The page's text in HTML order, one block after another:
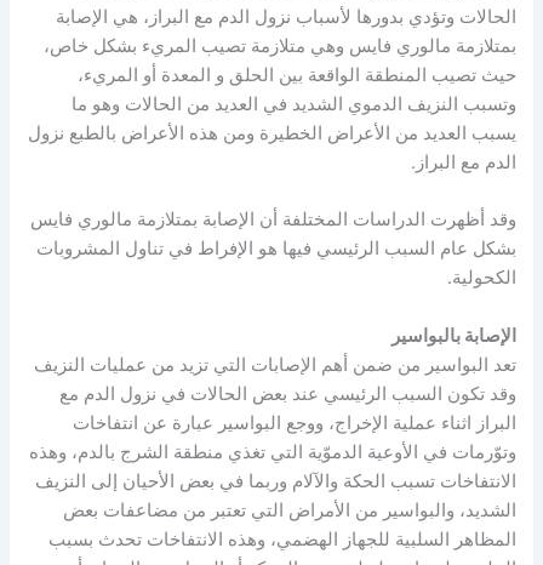
الحالات وتؤدي بدورها لأسباب نزول الدم مع البراز، هي الإصابة
بمتلازمة مالوري فايس وهي متلازمة تصيب المريء بشكل خاص،
حيث تصيب المنطقة الواقعة بين الحلق و المعدة أو المريء،
وتسبب النزيف الدموي الشديد في العديد من الحالات وهو ما
يسبب العديد من الأعراض الخطيرة ومن هذه الأعراض بالطبع نزول
الدم مع البراز.
وقد أظهرت الدراسات المختلفة أن الإصابة بمتلازمة مالوري فايس
بشكل عام السبب الرئيسي فيها هو الإفراط في تناول المشروبات
الكحولية.
الإصابة بالبواسير
تعد البواسير من ضمن أهم الإصابات التي تزيد من عمليات النزيف
وقد تكون السبب الرئيسي عند بعض الحالات في نزول الدم مع
البراز اثناء عملية الإخراج، ووجع البواسير عبارة عن انتفاخات
وتوّرمات في الأوعية الدموّية التي تغذي منطقة الشرج بالدم، وهذه
الانتفاخات تسبب الحكة والآلام وربما في بعض الأحيان إلى النزيف
الشديد، والبواسير من الأمراض التي تعتبر من مضاعفات بعض
المظاهر السلبية للجهاز الهضمي، وهذه الانتفاخات تحدث بسبب